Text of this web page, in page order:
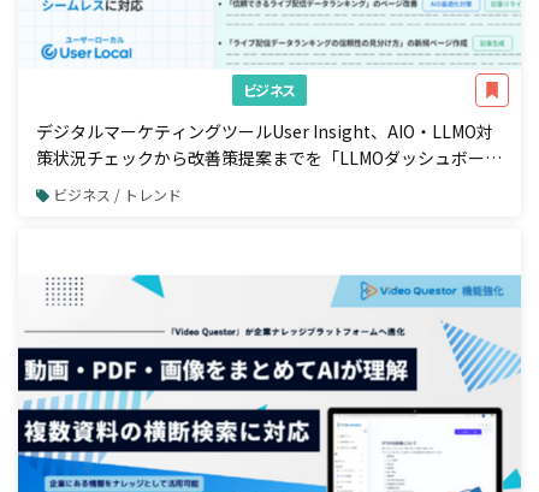
ビジネス
デジタルマーケティングツールUser Insight、AIO・LLMO対
策状況チェックから改善策提案までを「LLMOダッシュボー
ド」で一元管理
ビジネス / トレンド